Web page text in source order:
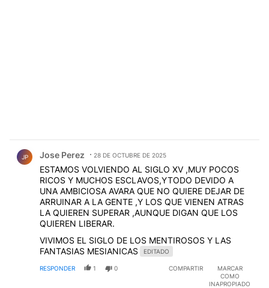
JP Jose Perez 28 DE OCTUBRE DE 2025
ESTAMOS VOLVIENDO AL SIGLO XV ,MUY POCOS
RICOS Y MUCHOS ESCLAVOS,YTODO DEVIDO A
UNA AMBICIOSA AVARA QUE NO QUIERE DEJAR DE
ARRUINAR A LA GENTE ,Y LOS QUE VIENEN ATRAS
LA QUIEREN SUPERAR ,AUNQUE DIGAN QUE LOS
QUIEREN LIBERAR.
VIVIMOS EL SIGLO DE LOS MENTIROSOS Y LAS
FANTASIAS MESIANICAS
EDITADO
RESPONDER 1 0 COMPARTIR
MARCAR
COMO
INAPROPIADO